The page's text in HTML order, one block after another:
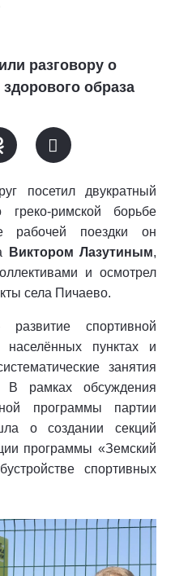
разговору о
образа
посетил двукратный
борьбе
поездки он
Виктором Лазутиным,
и осмотрел
села Пичаево.
спортивной
пунктах и
занятия
В рамках обсуждения
программы партии
о создании секций
программы «Земский
спортивных